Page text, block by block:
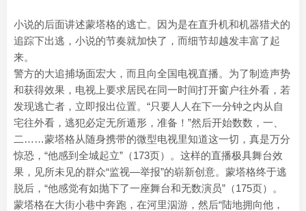
小说的后面讲述蒙塔格的逃亡。因为是在直升机和机器猎犬的
追踪下出逃，小说的节奏就加快了，而细节却越发丰富了起
来。
警方的大追捕场面宏大，而且向全国电视直播。为了制造声势
和获得效果，电视上要求居民在同一时间打开窗户往外看，若
发现逃亡者，立即报出位置。“只要人人在下一分钟之内从自
宅往外看，逃犯必定无所遁形，准备！”然后开始数数，一、
二……蒙塔格从随身携带的微型电视里知道这一切，真是万分
惊恐，“他感到全城起立”（173页）。这样的直播极具舞台效
果，见所未见的群众“监视—举报”的崭新创意。蒙塔格终于逃
脱后，“他感觉有如抛下了一座舞台和无数演员”（175页）。
蒙塔格在大街小巷中奔跑，在河里泅游，然后“陆地拥向他，